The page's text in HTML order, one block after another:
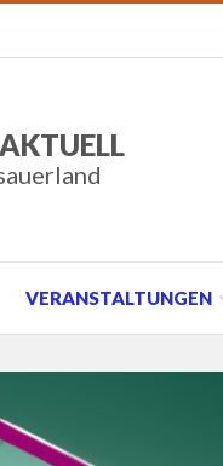
VERANSTALTUNGEN